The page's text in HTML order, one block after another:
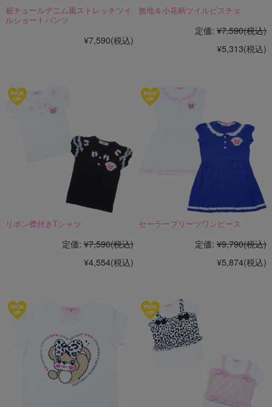
裾チュールデニム風ストレッチツイ
ルショートパンツ
¥7,590(税込)
無地＆小花柄ツイルビスチェ
定価: ¥7,590(税込)
¥5,313(税込)
リボン襟付きTシャツ
定価: ¥7,590(税込)
¥4,554(税込)
セーラープリーツワンピース
定価: ¥9,790(税込)
¥5,874(税込)